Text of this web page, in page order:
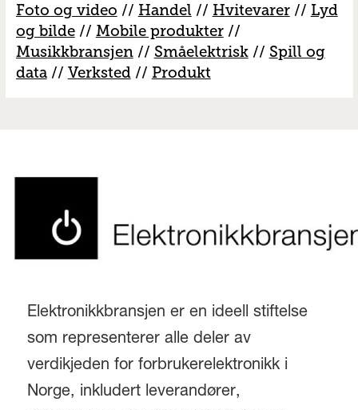
Foto og video // Handel // Hvitevarer// Lyd
og bilde// Mobile produkter//
Musikkbransjen// Småelektrisk// Spill og
data// Verksted// Produkt
Elektronikkbransjen er en ideell stiftelse
som representerer alle deler av
verdikjeden for forbrukerelektronikk i
Norge, inkludert leverandører,